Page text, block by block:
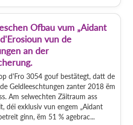
Ofbau vum „Aidant
vun de
an der
d'Fro 3054 gouf bestätegt, datt de
Geldleeschtungen zanter 2018 ëm
Am selwechten Zäitraum ass
déi exklusiv vun engem „Aidant
ginn, ëm 51 % agebrac...